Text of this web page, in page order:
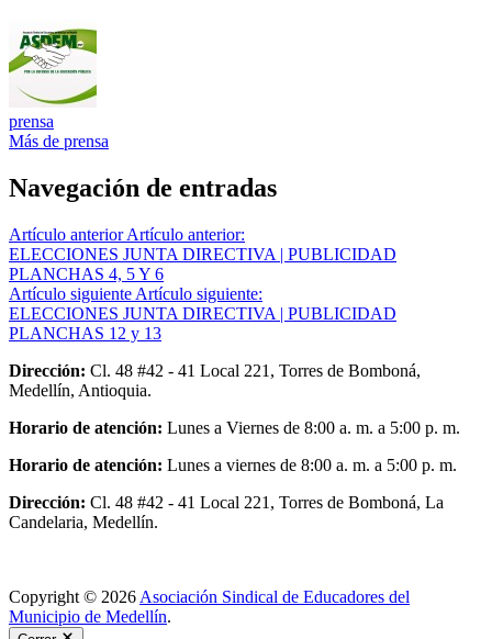
prensa
Más de prensa
Navegación de entradas
Artículo anterior Artículo anterior:
ELECCIONES JUNTA DIRECTIVA | PUBLICIDAD
PLANCHAS 4, 5 Y 6
Artículo siguiente Artículo siguiente:
ELECCIONES JUNTA DIRECTIVA | PUBLICIDAD
PLANCHAS 12 y 13
Dirección: Cl. 48 #42 - 41 Local 221, Torres de Bomboná,
Medellín, Antioquia.
Horario de atención: Lunes a Viernes de 8:00 a. m. a 5:00 p. m.
Horario de atención: Lunes a viernes de 8:00 a. m. a 5:00 p. m.
Dirección: Cl. 48 #42 - 41 Local 221, Torres de Bomboná, La
Candelaria, Medellín.
Copyright © 2026 Asociación Sindical de Educadores del
Municipio de Medellín.